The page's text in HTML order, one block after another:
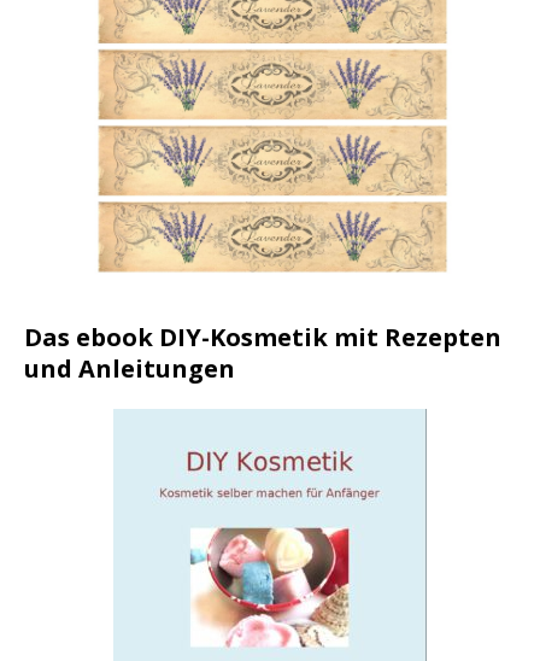
Das ebook DIY-Kosmetik mit Rezepten
und Anleitungen